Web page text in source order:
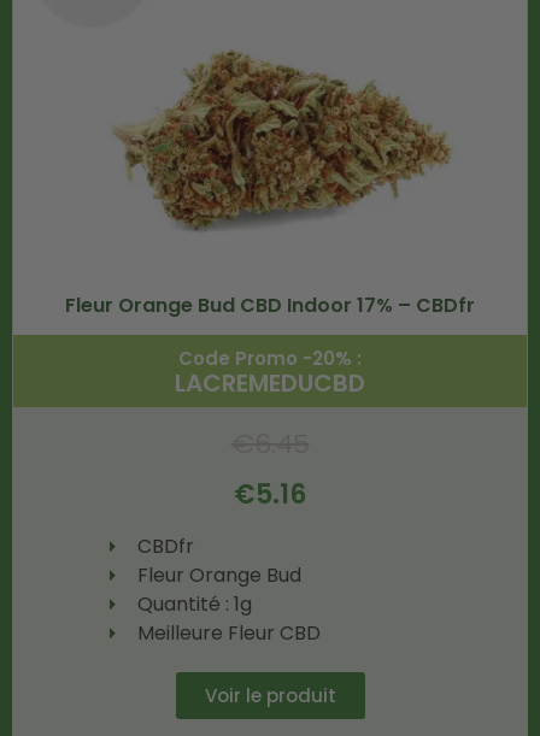
Fleur Orange Bud CBD Indoor 17% – CBDfr
Code Promo -20% :
LACREMEDUCBD
€5.16
CBDfr
Fleur Orange Bud
Quantité : 1g
Meilleure Fleur CBD
Voir le produit